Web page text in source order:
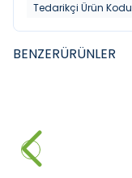
Tedarikçi Ürün Kodu
BENZERÜRÜNLER
3.000,00